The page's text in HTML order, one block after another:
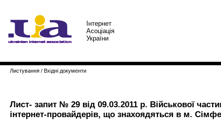
Iнтернет
Асоцiацiя
України
Листування / Вхідні документи
Лист- запит № 29 від 09.03.2011 р. Військової
інтернет-провайдерів, що знахоядяться в м.